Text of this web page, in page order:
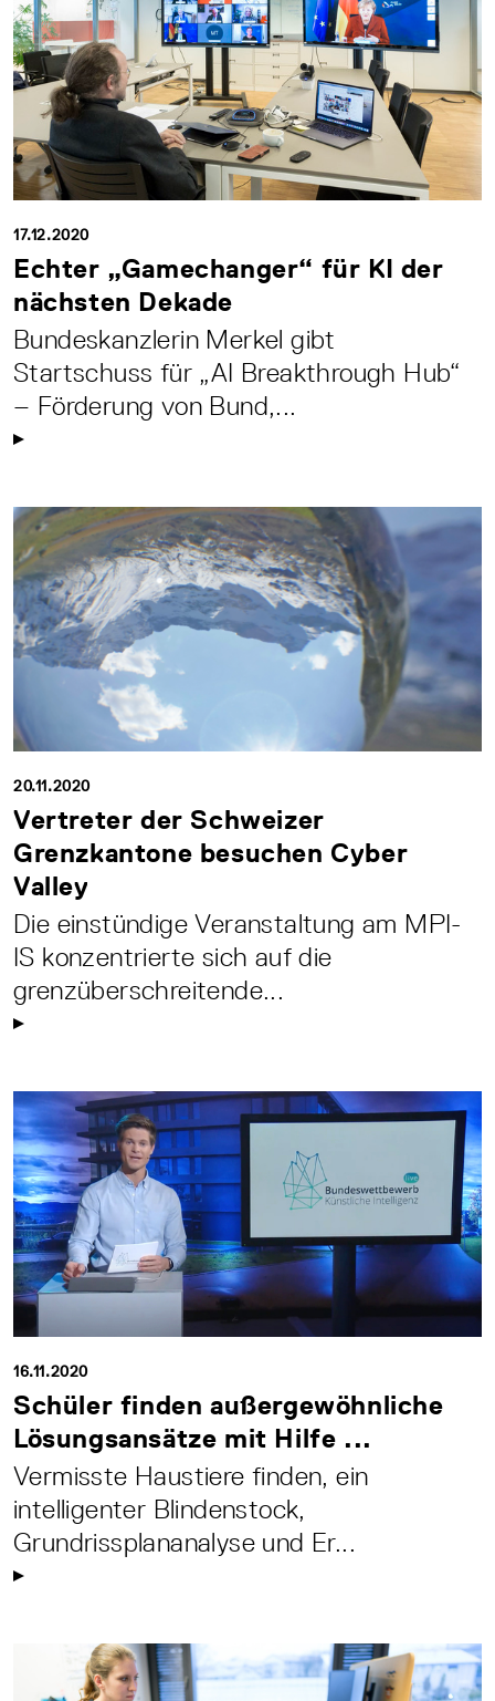
17.12.2020
Echter „Gamechanger“ für KI der
nächsten Dekade
Bundeskanzlerin Merkel gibt
Startschuss für „AI Breakthrough Hub“
– Förderung von Bund,...
20.11.2020
Vertreter der Schweizer
Grenzkantone besuchen Cyber
Valley
Die einstündige Veranstaltung am MPI-
IS konzentrierte sich auf die
grenzüberschreitende...
16.11.2020
Schüler finden außergewöhnliche
Lösungsansätze mit Hilfe ...
Vermisste Haustiere finden, ein
intelligenter Blindenstock,
Grundrissplananalyse und Er...